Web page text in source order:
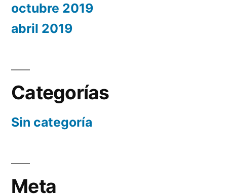
octubre 2019
abril 2019
Categorías
Sin categoría
Meta